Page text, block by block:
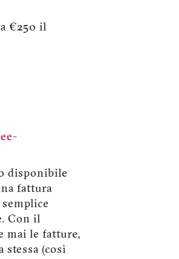
€250 il
disponibile
fattura
Con il
mai le fatture,
(così